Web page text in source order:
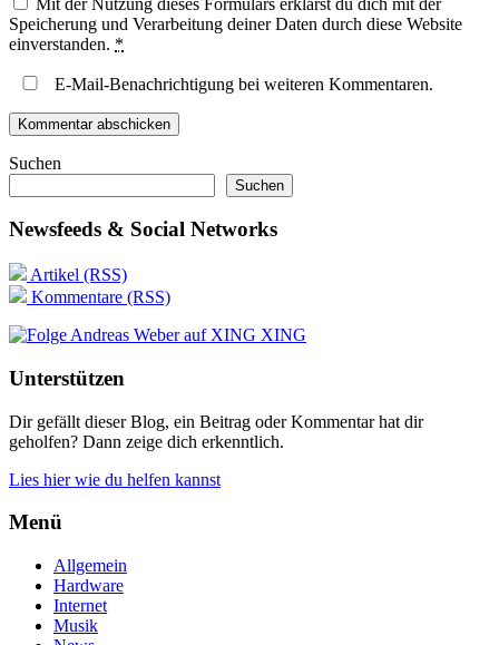
Speicherung und Verarbeitung deiner Daten durch diese Website
einverstanden. *
E-Mail-Benachrichtigung bei weiteren Kommentaren.
Suchen
Suchen
Newsfeeds & Social Networks
Artikel (RSS)
Kommentare (RSS)
XING
Unterstützen
Dir gefällt dieser Blog, ein Beitrag oder Kommentar hat dir
geholfen? Dann zeige dich erkenntlich.
Lies hier wie du helfen kannst
Menü
Allgemein
Hardware
Internet
Musik